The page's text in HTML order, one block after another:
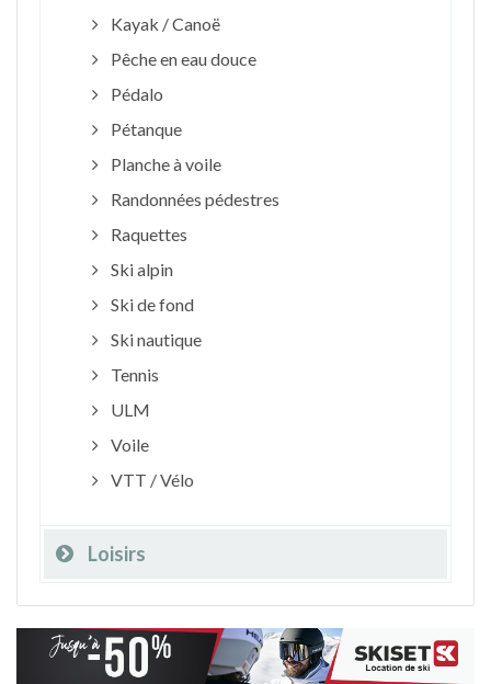
Kayak / Canoë
Pêche en eau douce
Pédalo
Pétanque
Planche à voile
Randonnées pédestres
Raquettes
Ski alpin
Ski de fond
Ski nautique
Tennis
ULM
Voile
VTT / Vélo
Loisirs